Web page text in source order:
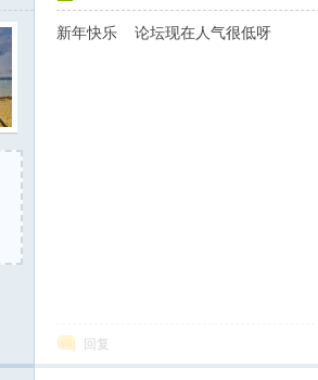
新年快乐 论坛现在人气很低呀
回复